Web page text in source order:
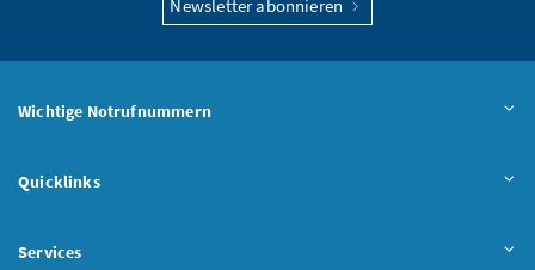
Newsletter abonnieren
Wichtige Notrufnummern
Quicklinks
Services